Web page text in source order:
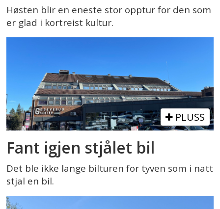
Høsten blir en eneste stor opptur for den som
er glad i kortreist kultur.
PLUSS
Fant igjen stjålet bil
Det ble ikke lange bilturen for tyven som i natt
stjal en bil.